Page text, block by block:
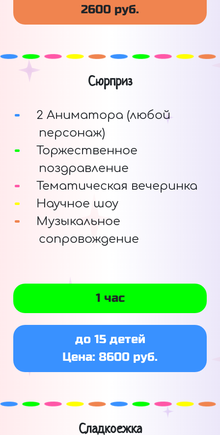
2600 руб.
Сюрприз
2 Аниматора (любой
персонаж)
Торжественное
поздравление
Тематическая вечеринка
Научное шоу
Музыкальное
сопровождение
1 час
до 15 детей
Цена: 8600 руб.
Сладкоежка